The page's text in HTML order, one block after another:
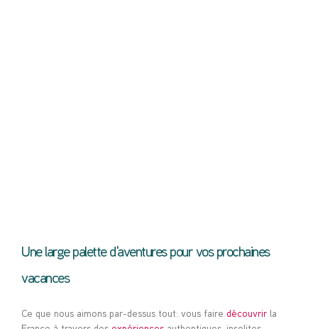
Une large palette d'aventures pour vos prochaines
vacances
Ce que nous aimons par-dessus tout: vous faire découvrir la